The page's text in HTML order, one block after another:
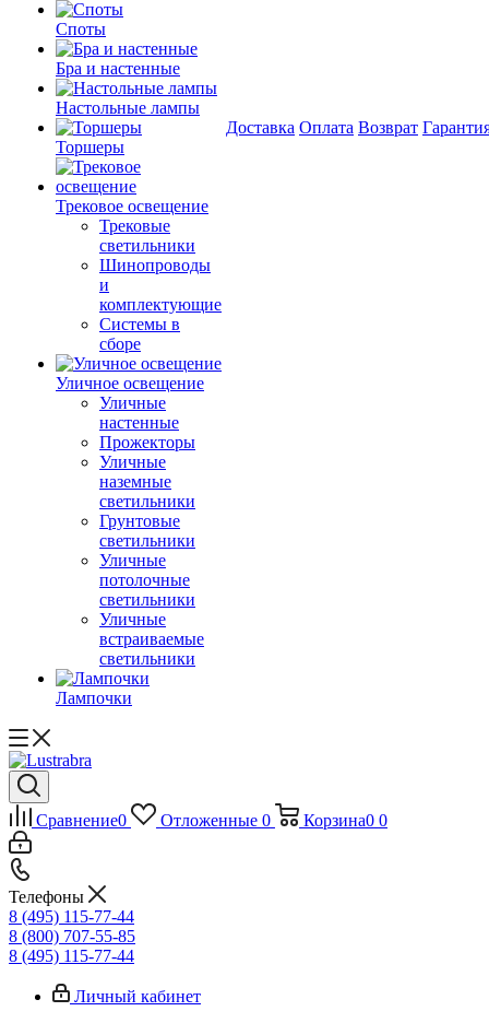
Споты
Бра и настенные
Настольные лампы
Торшеры
Трековое освещение
Трековые
светильники
Шинопроводы
и
комплектующие
Системы в
сборе
Уличное освещение
Уличные
настенные
Прожекторы
Уличные
наземные
светильники
Грунтовые
светильники
Уличные
потолочные
светильники
Уличные
встраиваемые
светильники
Лампочки
Доставка Оплата Возврат
Сравнение0 Отложенные 0 Корзина0 0
Телефоны
8 (495) 115-77-44
8 (800) 707-55-85
8 (495) 115-77-44
Личный кабинет